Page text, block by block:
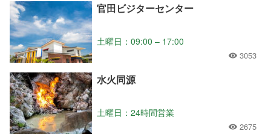
官田ビジターセンター
土曜日：09:00 – 17:00
3053
水火同源
土曜日：24時間営業
2675